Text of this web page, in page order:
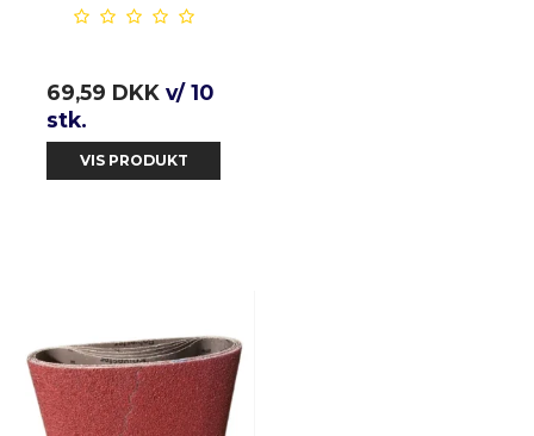
69,59 DKK v/ 10
stk.
VIS PRODUKT